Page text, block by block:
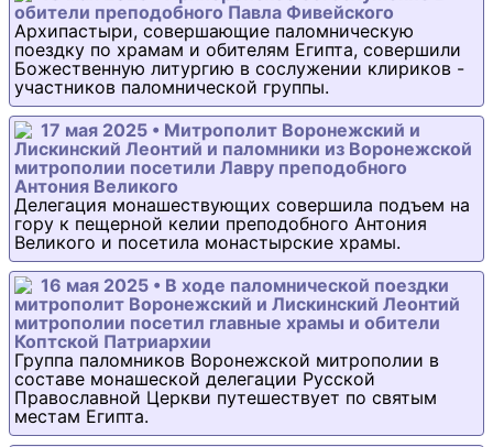
обители преподобного Павла Фивейского
Архипастыри, совершающие паломническую
поездку по храмам и обителям Египта, совершили
Божественную литургию в сослужении клириков -
участников паломнической группы.
17 мая 2025 • Митрополит Воронежский и
Лискинский Леонтий и паломники из Воронежской
митрополии посетили Лавру преподобного
Антония Великого
Делегация монашествующих совершила подъем на
гору к пещерной келии преподобного Антония
Великого и посетила монастырские храмы.
16 мая 2025 • В ходе паломнической поездки
митрополит Воронежский и Лискинский Леонтий
митрополии посетил главные храмы и обители
Коптской Патриархии
Группа паломников Воронежской митрополии в
составе монашеской делегации Русской
Православной Церкви путешествует по святым
местам Египта.